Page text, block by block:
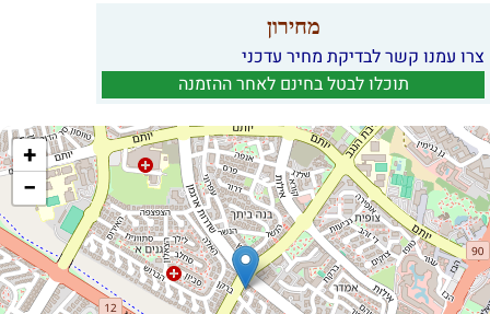
מחירון
צרו עמנו קשר לבדיקת מחיר עדכני
תוכלו לבטל בחינם לאחר ההזמנה
+
−